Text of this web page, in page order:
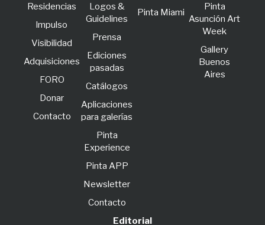
Residencias
lmpulso
Visibilidad
Adquisiciones
FORO
Donar
Contacto
Logos &
Guidelines
Prensa
Ediciones
pasadas
Catálogos
Aplicaciones
para galerías
Pinta
Experience
Pinta APP
Newsletter
Contacto
Pinta Miami
Pinta
Asunción Art
Week
Gallery
Buenos
Aires
Editorial